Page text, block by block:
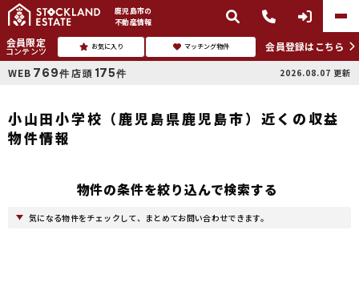
鹿児島市の
不動産情報
会員限定
コンテンツ お気に入り マッチング物件
会員登録はこちら
WEB 769件 店頭 175件 2026.08.07 更新
小山田小学校（鹿児島県鹿児島市）近くの収益
物件情報
物件の条件を絞り込んで検索する
気になる物件をチェックして、まとめてお問い合わせできます。